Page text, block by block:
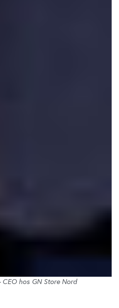
CEO hos GN Store Nord